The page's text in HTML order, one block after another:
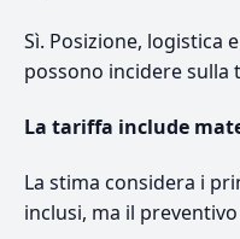
Sì. Posizione, logistica
possono incidere sulla
La tariffa include
La stima considera i
inclusi, ma il